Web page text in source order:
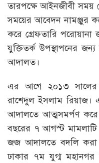
তারপক্ষে আইনজীবী
সময়ের আবেদন নামঞ্জুর
করে গ্রেফতারি পরোয়ানা
যুক্তিতর্ক উপস্থাপনের
আদালত।
এর আগে ২০১৩ সালের
রাশেদুল ইসলাম
আদালতে আত্মসমর্পণ
বছরের ৭ আগস্ট মামলাটি
জজ আদালতে বদলি করা
ঢাকার ৭ম যুগ্ম